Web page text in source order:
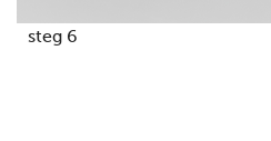
steg 6